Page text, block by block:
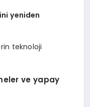
yeniden
teknoloji
ve yapay